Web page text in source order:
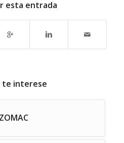
esta entrada
te interese